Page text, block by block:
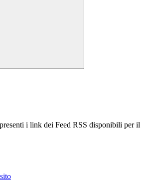
i link dei Feed RSS disponibili per il